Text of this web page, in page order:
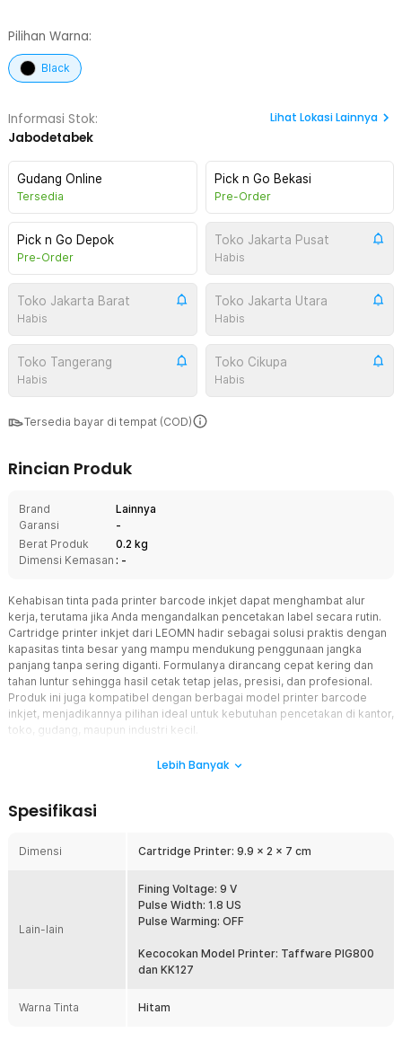
Pilihan Warna:
Black
Informasi Stok:
Jabodetabek
Lihat Lokasi Lainnya
Gudang Online
Tersedia
Pick n Go Bekasi
Pre-Order
Pick n Go Depok
Pre-Order
Toko Jakarta Pusat
Habis
Toko Jakarta Barat
Habis
Toko Jakarta Utara
Habis
Toko Tangerang
Habis
Toko Cikupa
Habis
Tersedia bayar di tempat (COD)
Rincian Produk
Brand
Lainnya
Garansi
-
Berat Produk
0.2 kg
Dimensi Kemasan : -
Kehabisan tinta pada printer barcode inkjet dapat menghambat alur
kerja, terutama jika Anda mengandalkan pencetakan label secara rutin.
Cartridge printer inkjet dari LEOMN hadir sebagai solusi praktis dengan
kapasitas tinta besar yang mampu mendukung penggunaan jangka
panjang tanpa sering diganti. Formulanya dirancang cepat kering dan
tahan luntur sehingga hasil cetak tetap jelas, presisi, dan profesional.
Produk ini juga kompatibel dengan berbagai model printer barcode
inkjet, menjadikannya pilihan ideal untuk kebutuhan pencetakan di kantor,
toko, gudang, maupun industri kecil.
Cartridge ini dirancang khusus untuk menunjang printer barcode
pemasangan menjadi sangat mudah dan tidak memerlukan
penyesuaian tambahan. Kompatibilitasnya yang presisi memastikan
Kapasitas Lebih Banyak
Kompartemen tinta yang besar membuat cartridge ini mampu
menampung tinta lebih banyak dibanding produk standar.
Penggunaan jangka panjang menjadi lebih efisien karena Anda tidak
hemat dan produktivitas tetap terjaga.
Lebih Banyak
Spesifikasi
Dimensi Cartridge Printer: 9.9 x 2 x 7 cm
Lain-lain
Fining Voltage: 9 V
Pulse Width: 1.8 US
Pulse Warming: OFF
Kecocokan Model Printer: Taffware PIG800
dan KK127
Warna Tinta Hitam